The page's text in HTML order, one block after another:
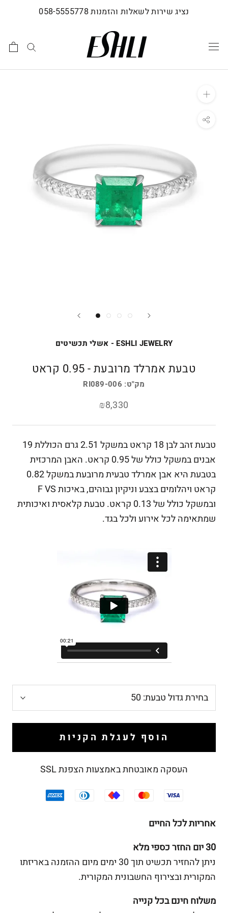
נציג שירות לשאלות והזמנות 058-5555778
ESHLI JEWELRY - אשלי תכשיטים
טבעת אמרלד מרובעת - 0.95 קראט
מק"ט: RI089-006
₪8,330
טבעת זהב לבן 18 קראט במשקל 2.51 גרם הכוללת 19
אבנים במשקל כולל של 0.95 קראט. האבן המרכזית
בטבעת היא אבן אמרלד טבעית מרובעת במשקל 0.82
קראט ויהלומים בצבע וניקיון גבוהים, באיכות F VS
ובמשקל כולל של 0.13 קראט. טבעת קלאסית ואיכותית
שמתאימה לכל אירוע ולכל בגד.
בחירת גדול טבעת: 50
הוסף לעגלת הקניות
העסקה מאובטחת באמצעות הצפנת SSL
אחריות לכל החיים
30 יום החזר כספי מלא
ניתן להחזיר תכשיט תוך 30 ימים מיום ההזמנה באריזתו
המקורית ובצירוף החשבונית המקורית.
משלוח חינם בכל קנייה